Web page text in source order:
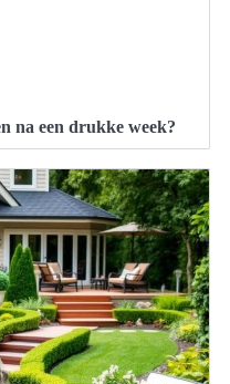
na een drukke week?